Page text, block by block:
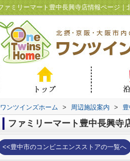
ワンツインズホーム > 周辺施設案内 >
ファミリーマート豊中長興寺
<<豊中市のコンビニエンスストアの一覧へ